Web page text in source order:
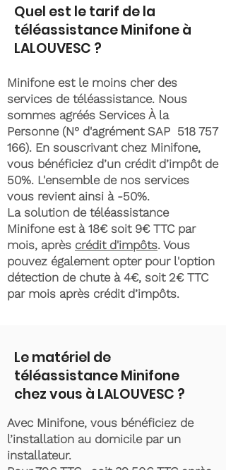
Quel est le tarif de la
téléassistance Minifone à
LALOUVESC ?
Minifone est le moins cher des
services de téléassistance. Nous
sommes agréés Services À la
Personne (N° d'agrément SAP 518 757
166). En souscrivant chez Minifone,
vous bénéficiez d’un crédit d’impôt de
50%. L'ensemble de nos services
vous revient ainsi à -50%.
La solution de téléassistance
Minifone est à 18€ soit 9€ TTC par
mois, après crédit d'impôts. Vous
pouvez également opter pour l'option
détection de chute à 4€, soit 2€ TTC
par mois après crédit d’impôts.
Le matériel de
téléassistance Minifone
chez vous à LALOUVESC ?
Avec Minifone, vous bénéficiez de
l’installation au domicile par un
installateur.